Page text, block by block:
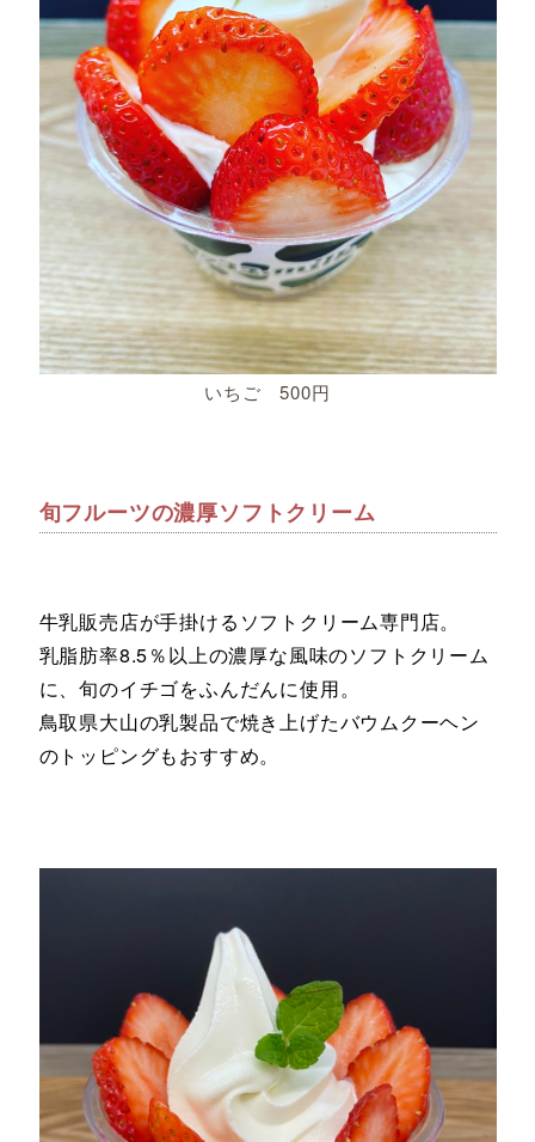
いちご 500円
旬フルーツの濃厚ソフトクリーム
牛乳販売店が手掛けるソフトクリーム専門店。
乳脂肪率8.5％以上の濃厚な風味のソフトクリーム
に、旬のイチゴをふんだんに使用。
鳥取県大山の乳製品で焼き上げたバウムクーヘン
のトッピングもおすすめ。